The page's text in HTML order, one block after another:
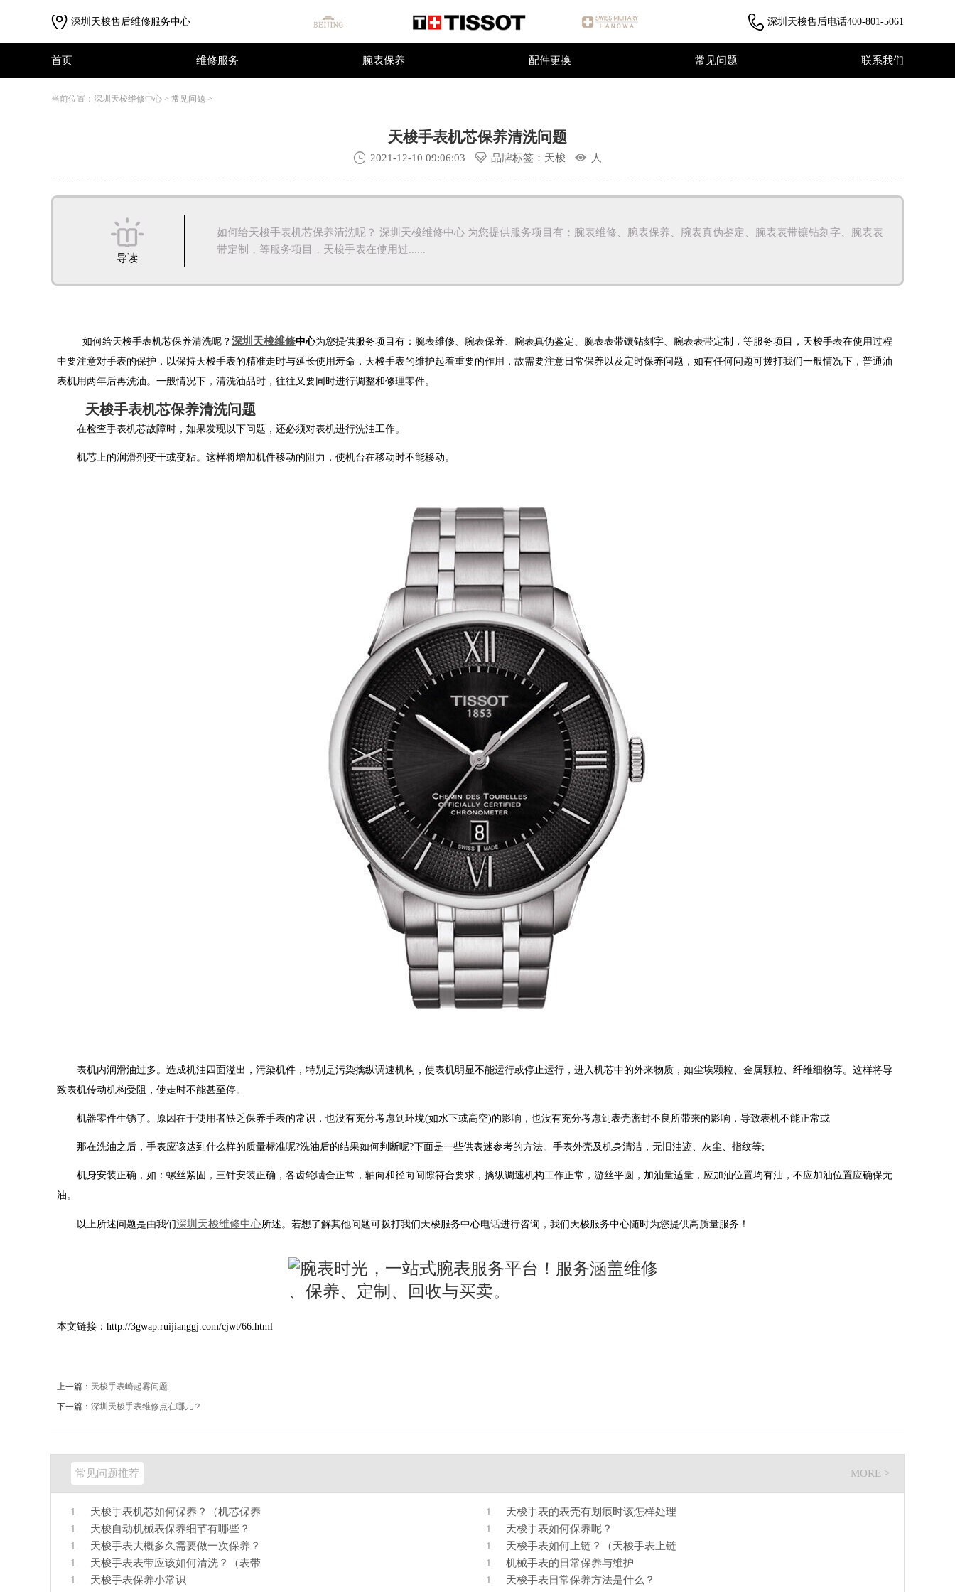
深圳天梭售后维修服务中心 深圳天梭售后电话400-801-5061
首页 维修服务 腕表保养 配件更换 常见问题 联系我们
深圳市维修服务中心
当前位置： 深圳天梭维修中心 > 常见问题 >
天梭手表机芯保养清洗问题
2021-12-10 09:06:03 品牌标签：天梭 人
导读
如何给天梭手表机芯保养清洗呢？ 深圳天梭维修中心 为您提供服务项目有：腕表维修、腕表保养、腕表真伪鉴定、腕表表带镶钻刻字、腕表表
带定制，等服务项目，天梭手表在使用过......
如何给天梭手表机芯保养清洗呢？ 深圳天梭维修中心为您提供服务项目有：腕表维修、腕表保养、腕表真伪鉴定、腕表表带镶钻刻字、腕表表带定制，等服务项目，天梭手表在使用过程
中要注意对手表的保护，以保持天梭手表的精准走时与延长使用寿命，天梭手表的维护起着重要的作用，故需要注意日常保养以及定时保养问题，如有任何问题可拨打我们一般情况下，普通油
表机用两年后再洗油。一般情况下，清洗油品时，往往又要同时进行调整和修理零件。
天梭手表机芯保养清洗问题
在检查手表机芯故障时，如果发现以下问题，还必须对表机进行洗油工作。
机芯上的润滑剂变干或变粘。这样将增加机件移动的阻力，使机台在移动时不能移动。
表机内润滑油过多。造成机油四面溢出，污染机件，特别是污染擒纵调速机构，使表机明显不能运行或停止运行，进入机芯中的外来物质，如尘埃颗粒、金属颗粒、纤维细物等。这样将导
致表机传动机构受阻，使走时不能甚至停。
机器零件生锈了。原因在于使用者缺乏保养手表的常识，也没有充分考虑到环境(如水下或高空)的影响，也没有充分考虑到表壳密封不良所带来的影响，导致表机不能正常或
那在洗油之后，手表应该达到什么样的质量标准呢?洗油后的结果如何判断呢?下面是一些供表迷参考的方法。手表外壳及机身清洁，无旧油迹、灰尘、指纹等;
机身安装正确，如：螺丝紧固，三针安装正确，各齿轮啮合正常，轴向和径向间隙符合要求，擒纵调速机构工作正常，游丝平圆，加油量适量，应加油位置均有油，不应加油位置应确保无
油。
以上所述问题是由我们深圳天梭维修中心所述。若想了解其他问题可拨打我们天梭服务中心电话进行咨询，我们天梭服务中心随时为您提供高质量服务！
本文链接：http://3gwap.ruijianggj.com/cjwt/66.html
上一篇： 天梭手表崎起雾问题
下一篇： 深圳天梭手表维修点在哪儿？
常见问题推荐 MORE >
1 天梭手表机芯如何保养？（机芯保养 1
天梭手表的表壳有划痕时该怎样处理
1
天梭自动机械表保养细节有哪些？ 1
天梭手表如何保养呢？
1
天梭手表大概多久需要做一次保养？ 1
天梭手表如何上链？（天梭手表上链
1
天梭手表表带应该如何清洗？（表带 1
机械手表的日常保养与维护
1
天梭手表保养小常识 1 天梭手表日常保养方法是什么？